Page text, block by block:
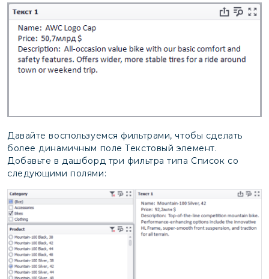
Давайте воспользуемся фильтрами, чтобы сделать
более динамичным поле Текстовый элемент.
Добавьте в дашборд три фильтра типа Список со
следующими полями: